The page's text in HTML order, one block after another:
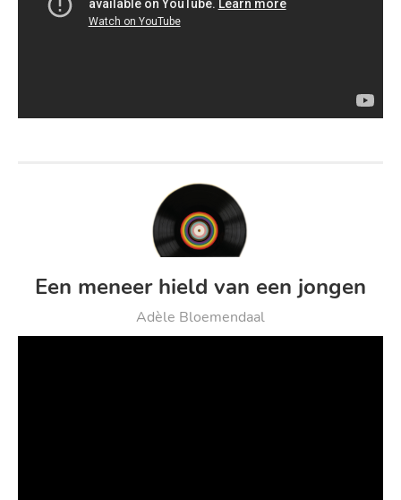
Een meneer hield van een jongen
Adèle Bloemendaal